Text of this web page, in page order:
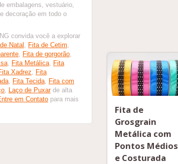
embalagens, vestuário,
decoração em todo o
convida você a explorar
Natal , Fita de Cetim,
, Fita de gorgorão,
, Fita Metálica, Fita
Xadrez, Fita
, Fita Tecida, Fita com
, Laço de Puxarde alta
em Contato para mais
Fita de
Grosgrain
Metálica com
Pontos Médios
e Costurada